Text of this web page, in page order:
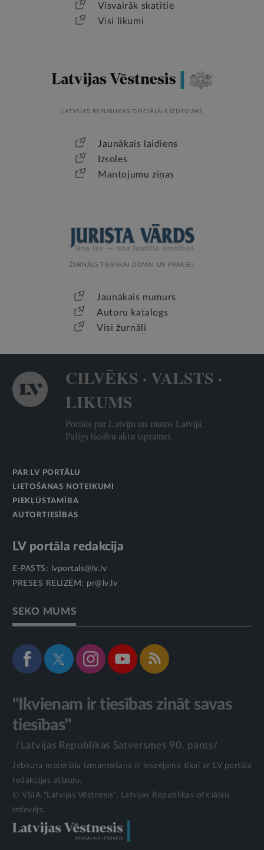
Visvairāk skatītie
Visi likumi
LATVIJAS REPUBLIKAS OFICIĀLAIS IZDEVUMS
Jaunākais laidiens
Izsoles
Mantojumu ziņas
ŽURNĀLS TIESISKAI DOMAI UN PRAKSEI
Jaunākais numurs
Autoru katalogs
Visi žurnāli
CILVĒKS · VALSTS ·
LIKUMS
Portāls par Latviju un mums Latvijā.
Palīgs tiesību aktu izpratnei.
PAR LV PORTĀLU
LIETOŠANAS NOTEIKUMI
PIEKĻŪSTAMĪBA
AUTORTIESĪBAS
LV portāla redakcija
E-PASTS:
lvportals@lv.lv
PRESES RELĪZĒM: pr@lv.lv
SEKO MUMS
"Ikvienam ir tiesības zināt savas
tiesības"
/Latvijas Republikas Satversmes 90. pants/
Jebkura materiāla izmantošana ir iespējama tikai ar LV portāla
redakcijas atļauju.
© VSIA "Latvijas Vēstnesis", Latvijas Republikas oficiālais
izdevējs.